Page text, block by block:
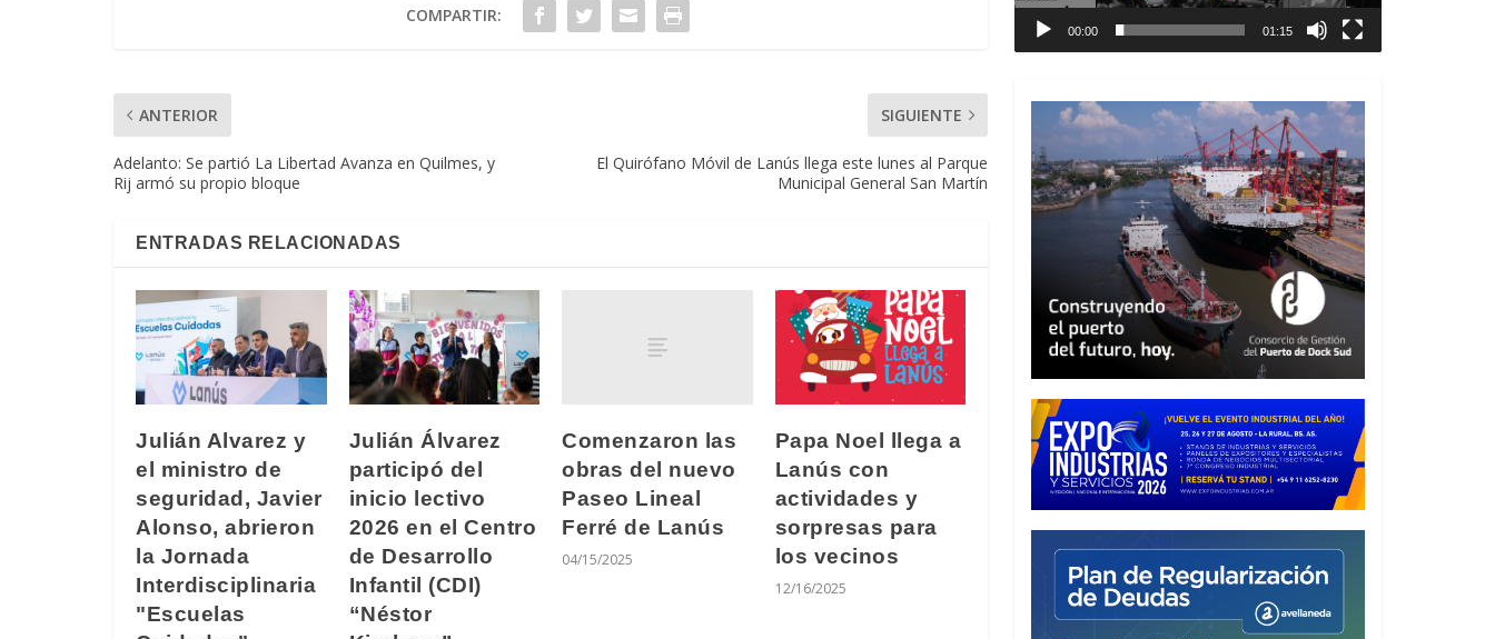
COMPARTIR:
ANTERIOR
Adelanto: Se partió La Libertad Avanza en Quilmes, y
Rij armó su propio bloque
SIGUIENTE
El Quirófano Móvil de Lanús llega este lunes al Parque
Municipal General San Martín
ENTRADAS RELACIONADAS
Julián Alvarez y
el ministro de
seguridad, Javier
Alonso, abrieron
la Jornada
Interdisciplinaria
"Escuelas
Julián Álvarez
participó del
inicio lectivo
2026 en el Centro
de Desarrollo
Infantil (CDI)
“Néstor
Comenzaron las
obras del nuevo
Paseo Lineal
Ferré de Lanús
04/15/2025
Papa Noel llega a
Lanús con
actividades y
sorpresas para
los vecinos
12/16/2025
00:00 01:15